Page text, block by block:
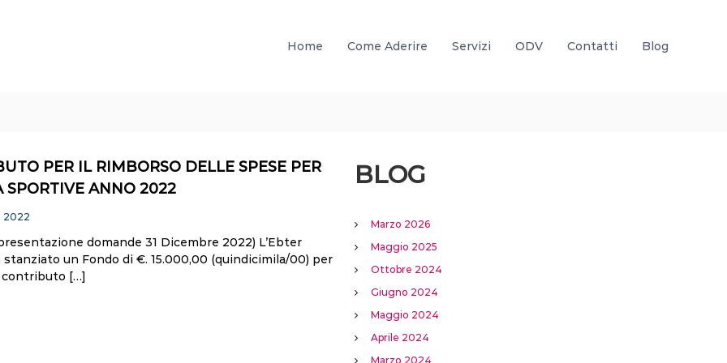
Home Come Aderire Servizi ODV Contatti Blog
PER IL RIMBORSO DELLE SPESE PER
SPORTIVE ANNO 2022
2022
domande 31 Dicembre 2022) L’Ebter
stanziato un Fondo di €. 15.000,00 (quindicimila/00) per
contributo […]
BLOG
Marzo 2026
Maggio 2025
Ottobre 2024
Giugno 2024
Maggio 2024
Aprile 2024
Marzo 2024